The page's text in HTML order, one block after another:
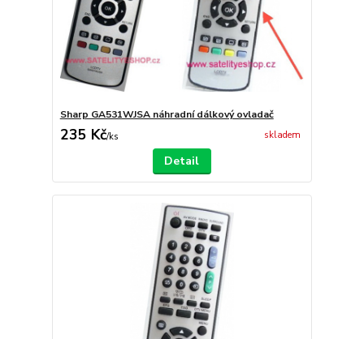
Sharp GA531WJSA náhradní dálkový ovladač
235 Kč/ks skladem
Detail